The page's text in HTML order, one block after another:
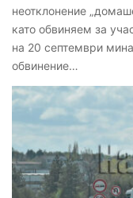
неотклонение
като обвиняем за
на 20 септември
обвинение…